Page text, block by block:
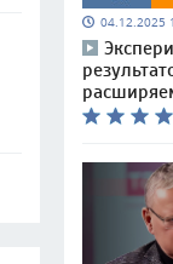
04.12.2025